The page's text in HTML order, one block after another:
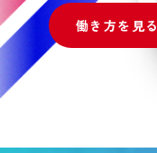
働き方を見る